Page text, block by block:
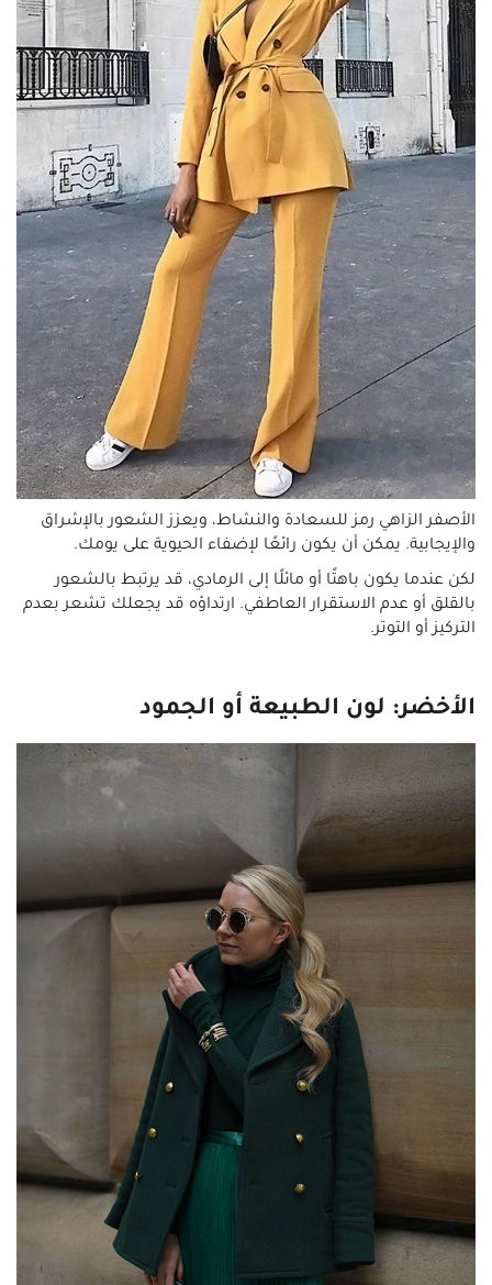
الأصفر الزاهي رمز للسعادة والنشاط، ويعزز الشعور بالإشراق
والإيجابية. يمكن أن يكون رائعًا لإضفاء الحيوية على يومك.
لكن عندما يكون باهتًا أو مائلًا إلى الرمادي، قد يرتبط بالشعور
بالقلق أو عدم الاستقرار العاطفي. ارتداؤه قد يجعلك تشعر بعدم
التركيز أو التوتر.
الأخضر: لون الطبيعة أو الجمود